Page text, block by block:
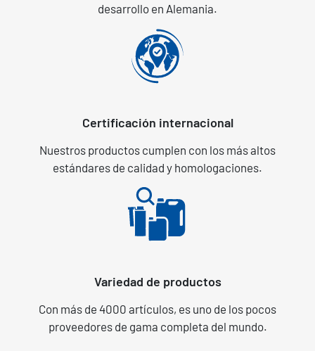
desarrollo en Alemania.
Certificación internacional
Nuestros productos cumplen con los más altos
estándares de calidad y homologaciones.
Variedad de productos
Con más de 4000 artículos, es uno de los pocos
proveedores de gama completa del mundo.